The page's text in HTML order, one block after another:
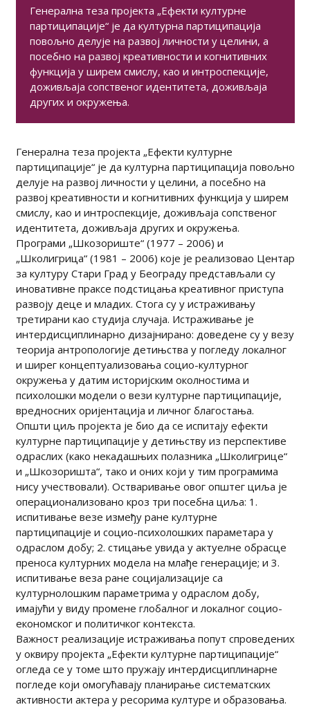
Генерална теза пројекта „Ефекти културне
партиципације“ је да културна партиципација
повољно делује на развој личности у целини, а
посебно на развој креативности и когнитивних
функција у ширем смислу, као и интроспекције,
доживљаја сопственог идентитета, доживљаја
других и окружења.
Генерална теза пројекта „Ефекти културне
партиципације“ је да културна партиципација повољно
делује на развој личности у целини, а посебно на
развој креативности и когнитивних функција у ширем
смислу, као и интроспекције, доживљаја сопственог
идентитета, доживљаја других и окружења.
Програми „Шкозориште“ (1977 – 2006) и
„Школигрица“ (1981 – 2006) које је реализовао Центар
за културу Стари Град у Београду представљали су
иновативне праксе подстицања креативног приступа
развоју деце и младих. Стога су у истраживању
третирани као студија случаја. Истраживање је
интердисциплинарно дизајнирано: доведене су у везу
теорија антропологије детињства у погледу локалног
и ширег концептуализовања социо-културног
окружења у датим историјским околностима и
психолошки модели о вези културне партиципације,
вредносних оријентација и личног благостања.
Општи циљ пројекта је био да се испитају ефекти
културне партиципације у детињству из перспективе
одраслих (како некадашњих полазника „Школигрице“
и „Шкозоришта“, тако и оних који у тим програмима
нису учествовали). Остваривање овог општег циља је
операционализовано кроз три посебна циља: 1.
испитивање везе између ране културне
партиципације и социо-психолошких параметара у
одраслом добу; 2. стицање увида у актуелне обрасце
преноса културних модела на млађе генерације; и 3.
испитивање веза ране социјализације са
културнолошким параметрима у одраслом добу,
имајући у виду промене глобалног и локалног социо-
економског и политичког контекста.
Важност реализације истраживања попут спроведених
у оквиру пројекта „Ефекти културне партиципације“
огледа се у томе што пружају интердисциплинарне
погледе који омогућавају планирање систематских
активности актера у ресорима културе и образовања.